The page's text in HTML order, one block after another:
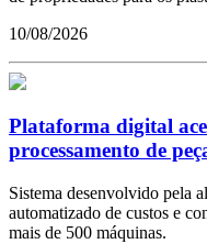
10/08/2026
Plataforma digital
processamento de
Sistema desenvolvido pela
automatizado de custos e
mais de 500 máquinas.